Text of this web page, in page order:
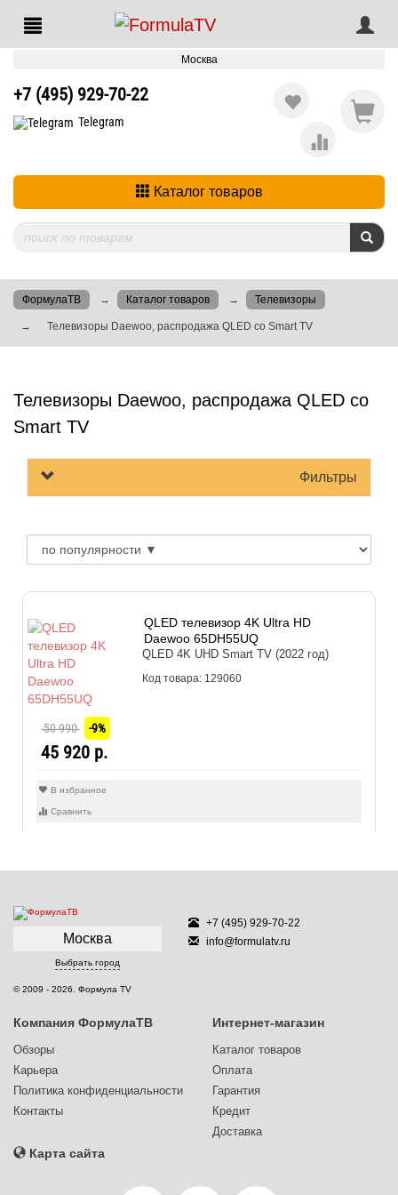
Москва
+7 (495) 929-70-22
Telegram
Каталог товаров
ФормулаТВ Каталог товаров Телевизоры
Телевизоры Daewoo, распродажа QLED со Smart TV
Телевизоры Daewoo, распродажа QLED со
Smart TV
Фильтры
QLED телевизор 4K Ultra HD
Daewoo 65DH55UQ
QLED 4K UHD Smart TV (2022 год)
Код товара: 129060
50 990 -9%
45 920 р.
В избранное
Сравнить
Москва
Выбрать город
© 2009 - 2026. Формула TV
+7 (495) 929-70-22
info@formulatv.ru
Компания ФормулаТВ
Обзоры
Карьера
Политика конфиденциальности
Контакты
Интернет-магазин
Каталог товаров
Оплата
Гарантия
Кредит
Доставка
Карта сайта